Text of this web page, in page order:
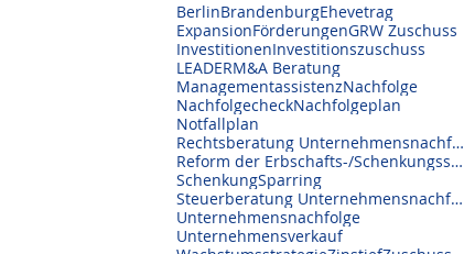
BerlinBrandenburgEhevetrag
ExpansionFörderungenGRW Zuschuss
InvestitionenInvestitionszuschuss
LEADERM&A Beratung
ManagementassistenzNachfolge
NachfolgecheckNachfolgeplan
Notfallplan
Rechtsberatung Unternehmensnachfolge
Reform der Erbschafts-/Schenkungssteuer
SchenkungSparring
Steuerberatung Unternehmensnachfolge
Unternehmensnachfolge
Unternehmensverkauf